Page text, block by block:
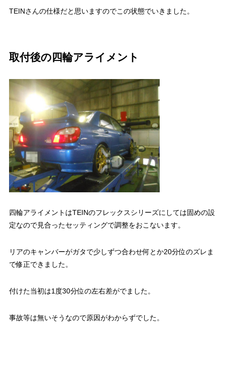
TEINさんの仕様だと思いますのでこの状態でいきました。
取付後の四輪アライメント
四輪アライメントはTEINのフレックスシリーズにしては固めの設
定なので見合ったセッティングで調整をおこないます。
リアのキャンバーがガタで少しずつ合わせ何とか20分位のズレま
で修正できました。
付けた当初は1度30分位の左右差がでました。
事故等は無いそうなので原因がわからずでした。